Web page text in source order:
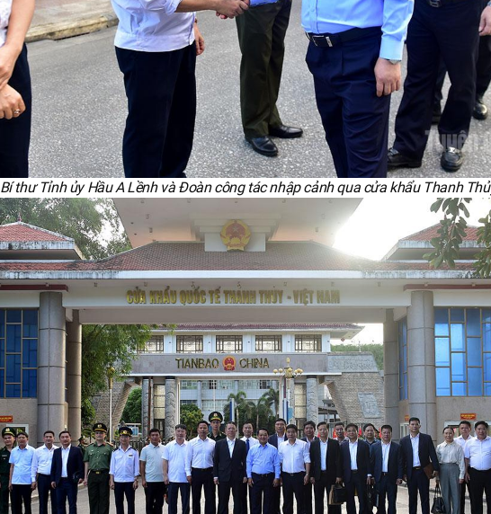
Bí thư Tỉnh ủy Hầu A Lềnh và Đoàn công tác nhập cảnh qua cửa khẩu Thanh